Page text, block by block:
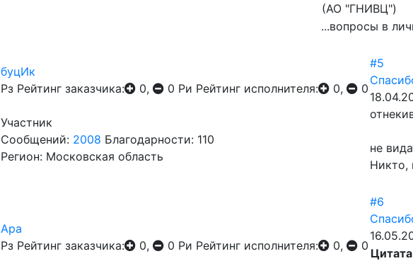
(АО "ГНИВЦ")
...вопросы в
буцИк
Рз Рейтинг заказчика: 0, 0 Ри Рейтинг исполнителя: 0, 0
Участник
Сообщений: 2008 Благодарности: 110
Регион: Московская область
#5
не
Никто,
Ара
Рз Рейтинг заказчика: 0, 0 Ри Рейтинг исполнителя: 0, 0
#6
Цитата